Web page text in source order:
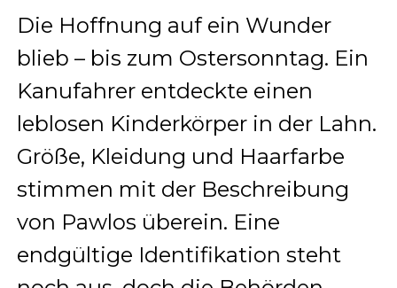
Die Hoffnung auf ein Wunder
blieb – bis zum Ostersonntag. Ein
Kanufahrer entdeckte einen
leblosen Kinderkörper in der Lahn.
Größe, Kleidung und Haarfarbe
stimmen mit der Beschreibung
von Pawlos überein. Eine
endgültige Identifikation steht